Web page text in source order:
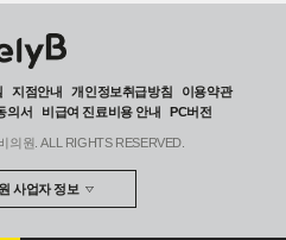
지점안내 개인정보취급방침
이용약관
의서 비급여 진료비용 안내 PC버전
의원. ALL RIGHTS RESERVED.
사업자 정보